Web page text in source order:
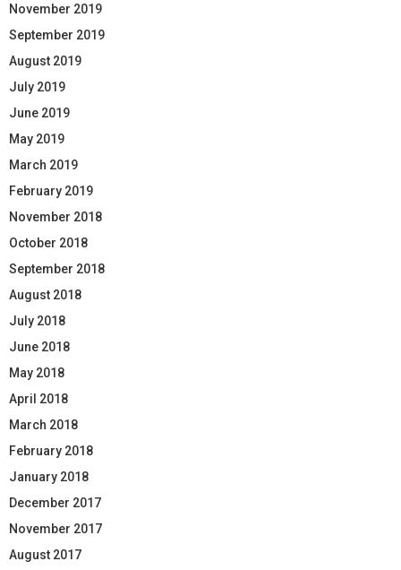
November 2019
September 2019
August 2019
July 2019
June 2019
May 2019
March 2019
February 2019
November 2018
October 2018
September 2018
August 2018
July 2018
June 2018
May 2018
April 2018
March 2018
February 2018
January 2018
December 2017
November 2017
August 2017